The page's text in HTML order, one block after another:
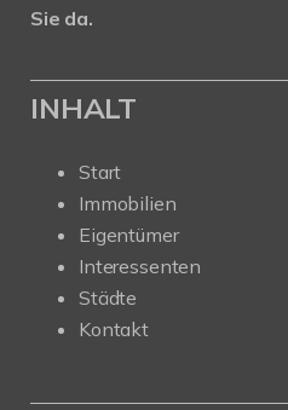
Sie da.
INHALT
Start
Immobilien
Eigentümer
Interessenten
Städte
Kontakt